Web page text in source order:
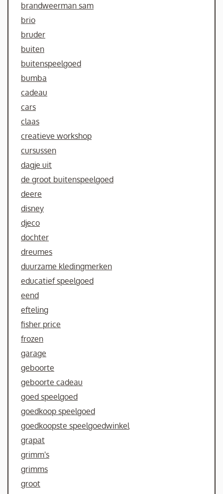
brandweerman sam
brio
bruder
buiten
buitenspeelgoed
bumba
cadeau
cars
claas
creatieve workshop
cursussen
dagje uit
de groot buitenspeelgoed
deere
disney
djeco
dochter
dreumes
duurzame kledingmerken
educatief speelgoed
eend
efteling
fisher price
frozen
garage
geboorte
geboorte cadeau
goed speelgoed
goedkoop speelgoed
goedkoopste speelgoedwinkel
grapat
grimm's
grimms
groot